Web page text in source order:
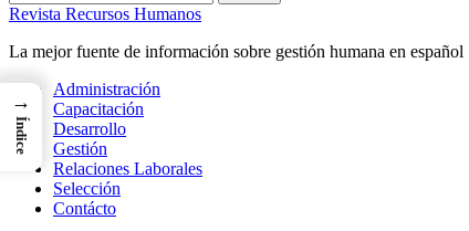
Revista Recursos Humanos
La mejor fuente de información sobre gestión humana en español
Menú
principal
Administración
Capacitación
Desarrollo
Gestión
Relaciones Laborales
Selección
Contácto
→
Índice